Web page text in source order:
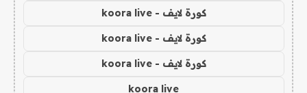
كورة لايف - koora live
كورة لايف - koora live
كورة لايف - koora live
koora live